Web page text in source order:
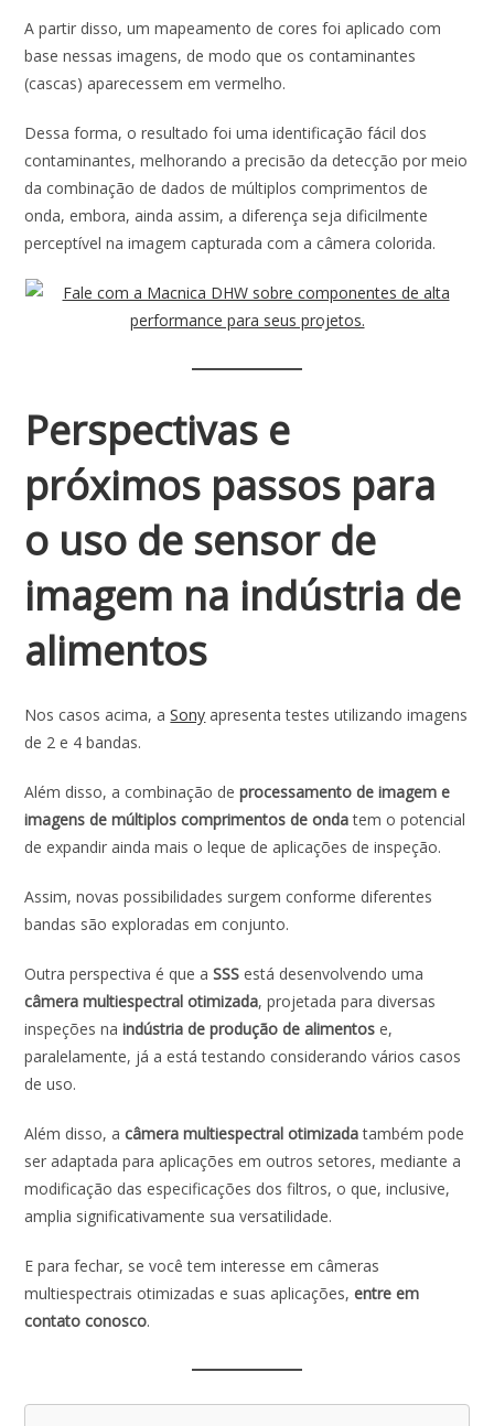
A partir disso, um mapeamento de cores foi aplicado com
base nessas imagens, de modo que os contaminantes
(cascas) aparecessem em vermelho.
Dessa forma, o resultado foi uma identificação fácil dos
contaminantes, melhorando a precisão da detecção por meio
da combinação de dados de múltiplos comprimentos de
onda, embora, ainda assim, a diferença seja dificilmente
perceptível na imagem capturada com a câmera colorida.
Perspectivas e
próximos passos para
o uso de sensor de
imagem na indústria de
alimentos
Nos casos acima, aSony apresenta testes utilizando imagens
de 2 e 4 bandas.
Além disso, a combinação deprocessamento de imagem e
imagens de múltiplos comprimentos de ondatem o potencial
de expandir ainda mais o leque de aplicações de inspeção.
Assim, novas possibilidades surgem conforme diferentes
bandas são exploradas em conjunto.
Outra perspectiva é que aSSS está desenvolvendo uma
câmera multiespectral otimizada, projetada para diversas
inspeções naindústria de produção de alimentos e,
paralelamente, já a está testando considerando vários casos
de uso.
Além disso, acâmera multiespectral otimizadatambém pode
ser adaptada para aplicações em outros setores, mediante a
modificação das especificações dos filtros, o que, inclusive,
amplia significativamente sua versatilidade.
E para fechar, se você tem interesse em câmeras
multiespectrais otimizadas e suas aplicações,entre em
contato conosco.